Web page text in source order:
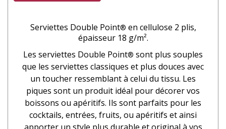
Serviettes Double Point® en cellulose 2 plis,
épaisseur 18 g/m².
Les serviettes Double Point® sont plus souples
que les serviettes classiques et plus douces avec
un toucher ressemblant à celui du tissu. Les
piques sont un produit idéal pour décorer vos
boissons ou apéritifs. Ils sont parfaits pour les
cocktails, entrées, fruits, ou apéritifs et ainsi